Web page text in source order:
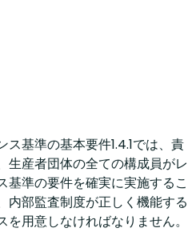
基準の基本要件1.4.1では、責
生産者団体の全ての構成員がレ
基準の要件を確実に実施するこ
内部監査制度が正しく機能する
用意しなければなりません。